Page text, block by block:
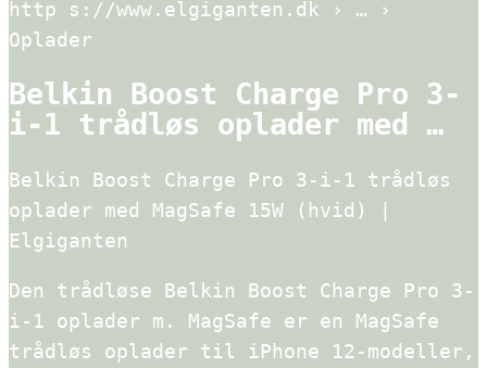
http s://www.elgiganten.dk › … ›
Oplader
Belkin Boost Charge Pro 3-
i-1 trådløs oplader med …
Belkin Boost Charge Pro 3-i-1 trådløs
oplader med MagSafe 15W (hvid) |
Elgiganten
Den trådløse Belkin Boost Charge Pro 3-
i-1 oplader m. MagSafe er en MagSafe
trådløs oplader til iPhone 12-modeller,